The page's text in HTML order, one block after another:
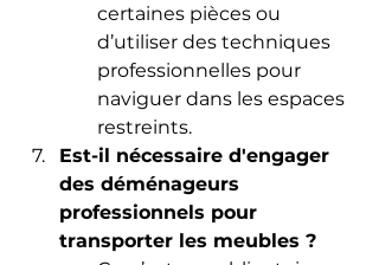
certaines pièces ou
d’utiliser des techniques
professionnelles pour
naviguer dans les espaces
restreints.
Est-il nécessaire d'engager
des déménageurs
professionnels pour
transporter les meubles ?